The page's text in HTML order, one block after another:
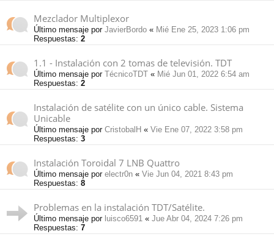
Mezclador Multiplexor
Último mensaje por JavierBordo « Mié Ene 25, 2023 1:06 pm
Respuestas: 2
1.1 - Instalación con 2 tomas de televisión. TDT
Último mensaje por TécnicoTDT « Mié Jun 01, 2022 6:54 am
Respuestas: 2
Instalación de satélite con un único cable. Sistema
Unicable
Último mensaje por CristobalH « Vie Ene 07, 2022 3:58 pm
Respuestas: 3
Instalación Toroidal 7 LNB Quattro
Último mensaje por electr0n « Vie Jun 04, 2021 8:43 pm
Respuestas: 8
Problemas en la instalación TDT/Satélite.
Último mensaje por luisco6591 « Jue Abr 04, 2024 7:26 pm
Respuestas: 7